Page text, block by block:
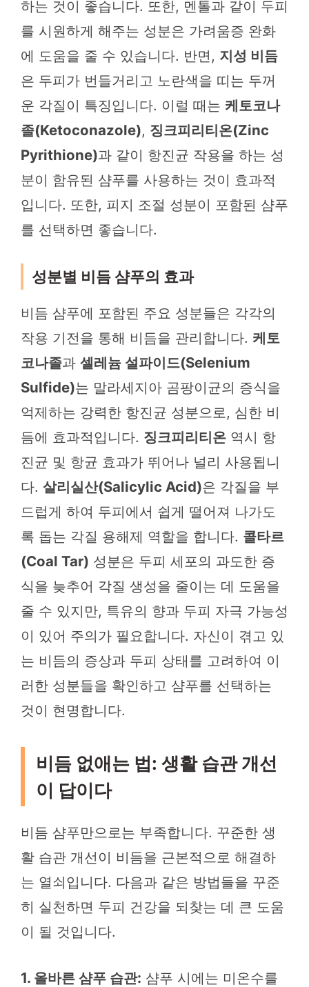
하는 것이 좋습니다. 또한, 멘톨과 같이 두피
를 시원하게 해주는 성분은 가려움증 완화
에 도움을 줄 수 있습니다. 반면, 지성 비듬
은 두피가 번들거리고 노란색을 띠는 두꺼
운 각질이 특징입니다. 이럴 때는 케토코나
졸(Ketoconazole), 징크피리티온(Zinc
Pyrithione)과 같이 항진균 작용을 하는 성
분이 함유된 샴푸를 사용하는 것이 효과적
입니다. 또한, 피지 조절 성분이 포함된 샴푸
를 선택하면 좋습니다.
성분별 비듬 샴푸의 효과
비듬 샴푸에 포함된 주요 성분들은 각각의
작용 기전을 통해 비듬을 관리합니다. 케토
코나졸과 셀레늄 설파이드(Selenium
Sulfide)는 말라세지아 곰팡이균의 증식을
억제하는 강력한 항진균 성분으로, 심한 비
듬에 효과적입니다. 징크피리티온 역시 항
진균 및 항균 효과가 뛰어나 널리 사용됩니
다. 살리실산(Salicylic Acid)은 각질을 부
드럽게 하여 두피에서 쉽게 떨어져 나가도
록 돕는 각질 용해제 역할을 합니다. 콜타르
(Coal Tar) 성분은 두피 세포의 과도한 증
식을 늦추어 각질 생성을 줄이는 데 도움을
줄 수 있지만, 특유의 향과 두피 자극 가능성
이 있어 주의가 필요합니다. 자신이 겪고 있
는 비듬의 증상과 두피 상태를 고려하여 이
러한 성분들을 확인하고 샴푸를 선택하는
것이 현명합니다.
비듬 없애는 법: 생활 습관 개선
이 답이다
비듬 샴푸만으로는 부족합니다. 꾸준한 생
활 습관 개선이 비듬을 근본적으로 해결하
는 열쇠입니다. 다음과 같은 방법들을 꾸준
히 실천하면 두피 건강을 되찾는 데 큰 도움
이 될 것입니다.
1. 올바른 샴푸 습관: 샴푸 시에는 미온수를